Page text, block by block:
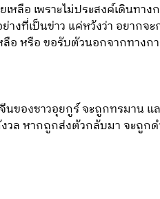
ลือ เพราะไม่ประสงค์เดินทา
งที่เป็นข่าว แค่หวังว่า อยากจ
ลือ หรือ ขอรับตัวนอกจากทางก
ของชาวอุยกูร์ จะถูกทรมาน แ
วล หากถูกส่งตัวกลับมา จะถูก